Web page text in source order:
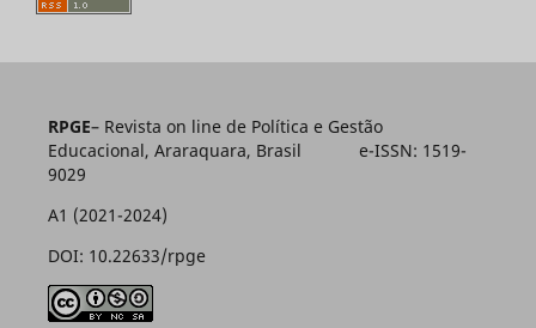
RPGE– Revista on line de Política e Gestão
Educacional, Araraquara, Brasil e-ISSN: 1519-
9029
A1 (2021-2024)
DOI: 10.22633/rpge